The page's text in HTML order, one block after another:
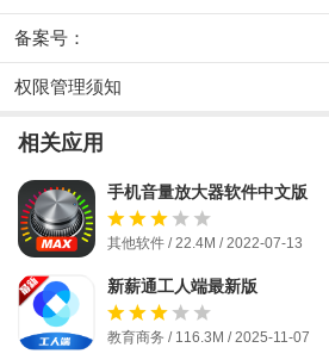
备案号：
权限管理须知
相关应用
手机音量放大器软件中文版
其他软件 / 22.4M / 2022-07-13
新薪通工人端最新版
教育商务 / 116.3M / 2025-11-07